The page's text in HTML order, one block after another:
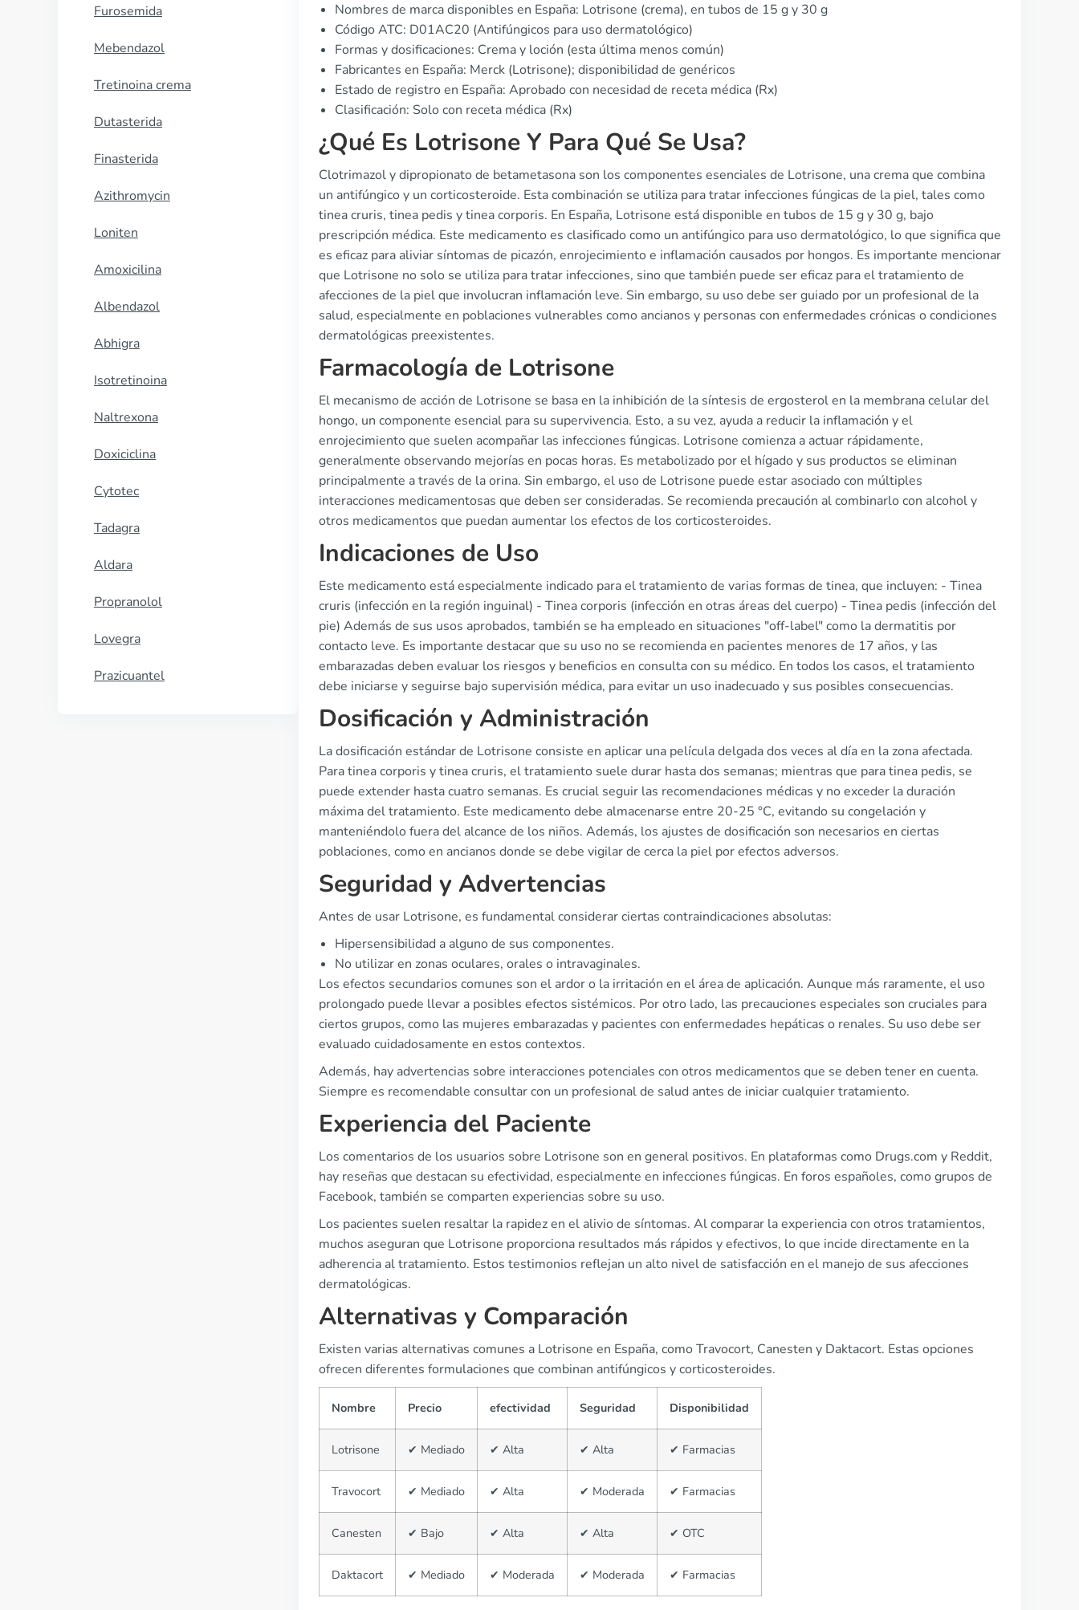
Furosemida
Mebendazol
Tretinoina crema
Dutasterida
Finasterida
Azithromycin
Loniten
Amoxicilina
Albendazol
Abhigra
Isotretinoina
Naltrexona
Doxiciclina
Cytotec
Tadagra
Aldara
Propranolol
Lovegra
Prazicuantel
Nombres de marca disponibles en España: Lotrisone (crema), en tubos de 15 g y 30 g
Código ATC: D01AC20 (Antifúngicos para uso dermatológico)
Formas y dosificaciones: Crema y loción (esta última menos común)
Fabricantes en España: Merck (Lotrisone); disponibilidad de genéricos
Estado de registro en España: Aprobado con necesidad de receta médica (Rx)
Clasificación: Solo con receta médica (Rx)
¿Qué Es Lotrisone Y Para Qué Se Usa?
Clotrimazol y dipropionato de betametasona son los componentes esenciales de Lotrisone, una crema que combina
un antifúngico y un corticosteroide. Esta combinación se utiliza para tratar infecciones fúngicas de la piel, tales como
tinea cruris, tinea pedis y tinea corporis. En España, Lotrisone está disponible en tubos de 15 g y 30 g, bajo
prescripción médica. Este medicamento es clasificado como un antifúngico para uso dermatológico, lo que significa que
es eficaz para aliviar síntomas de picazón, enrojecimiento e inflamación causados por hongos. Es importante mencionar
que Lotrisone no solo se utiliza para tratar infecciones, sino que también puede ser eficaz para el tratamiento de
afecciones de la piel que involucran inflamación leve. Sin embargo, su uso debe ser guiado por un profesional de la
salud, especialmente en poblaciones vulnerables como ancianos y personas con enfermedades crónicas o condiciones
dermatológicas preexistentes.
Farmacología de Lotrisone
El mecanismo de acción de Lotrisone se basa en la inhibición de la síntesis de ergosterol en la membrana celular del
hongo, un componente esencial para su supervivencia. Esto, a su vez, ayuda a reducir la inflamación y el
enrojecimiento que suelen acompañar las infecciones fúngicas. Lotrisone comienza a actuar rápidamente,
generalmente observando mejorías en pocas horas. Es metabolizado por el hígado y sus productos se eliminan
principalmente a través de la orina. Sin embargo, el uso de Lotrisone puede estar asociado con múltiples
interacciones medicamentosas que deben ser consideradas. Se recomienda precaución al combinarlo con alcohol y
otros medicamentos que puedan aumentar los efectos de los corticosteroides.
Indicaciones de Uso
Este medicamento está especialmente indicado para el tratamiento de varias formas de tinea, que incluyen: - Tinea
cruris (infección en la región inguinal) - Tinea corporis (infección en otras áreas del cuerpo) - Tinea pedis (infección del
pie) Además de sus usos aprobados, también se ha empleado en situaciones "off-label" como la dermatitis por
contacto leve. Es importante destacar que su uso no se recomienda en pacientes menores de 17 años, y las
embarazadas deben evaluar los riesgos y beneficios en consulta con su médico. En todos los casos, el tratamiento
debe iniciarse y seguirse bajo supervisión médica, para evitar un uso inadecuado y sus posibles consecuencias.
Dosificación y Administración
La dosificación estándar de Lotrisone consiste en aplicar una película delgada dos veces al día en la zona afectada.
Para tinea corporis y tinea cruris, el tratamiento suele durar hasta dos semanas; mientras que para tinea pedis, se
puede extender hasta cuatro semanas. Es crucial seguir las recomendaciones médicas y no exceder la duración
máxima del tratamiento. Este medicamento debe almacenarse entre 20-25 °C, evitando su congelación y
manteniéndolo fuera del alcance de los niños. Además, los ajustes de dosificación son necesarios en ciertas
poblaciones, como en ancianos donde se debe vigilar de cerca la piel por efectos adversos.
Seguridad y Advertencias
Antes de usar Lotrisone, es fundamental considerar ciertas contraindicaciones absolutas:
Hipersensibilidad a alguno de sus componentes.
No utilizar en zonas oculares, orales o intravaginales.
Los efectos secundarios comunes son el ardor o la irritación en el área de aplicación. Aunque más raramente, el uso
prolongado puede llevar a posibles efectos sistémicos. Por otro lado, las precauciones especiales son cruciales para
ciertos grupos, como las mujeres embarazadas y pacientes con enfermedades hepáticas o renales. Su uso debe ser
evaluado cuidadosamente en estos contextos.
Además, hay advertencias sobre interacciones potenciales con otros medicamentos que se deben tener en cuenta.
Siempre es recomendable consultar con un profesional de salud antes de iniciar cualquier tratamiento.
Experiencia del Paciente
Los comentarios de los usuarios sobre Lotrisone son en general positivos. En plataformas como Drugs.com y Reddit,
hay reseñas que destacan su efectividad, especialmente en infecciones fúngicas. En foros españoles, como grupos de
Facebook, también se comparten experiencias sobre su uso.
Los pacientes suelen resaltar la rapidez en el alivio de síntomas. Al comparar la experiencia con otros tratamientos,
muchos aseguran que Lotrisone proporciona resultados más rápidos y efectivos, lo que incide directamente en la
adherencia al tratamiento. Estos testimonios reflejan un alto nivel de satisfacción en el manejo de sus afecciones
dermatológicas.
Alternativas y Comparación
Existen varias alternativas comunes a Lotrisone en España, como Travocort, Canesten y Daktacort. Estas opciones
ofrecen diferentes formulaciones que combinan antifúngicos y corticosteroides.
Nombre Precio efectividad Seguridad Disponibilidad
Lotrisone ✔ Mediado ✔ Alta ✔ Alta ✔ Farmacias
Travocort ✔ Mediado ✔ Alta ✔ Moderada ✔ Farmacias
Canesten ✔ Bajo ✔ Alta ✔ Alta ✔ OTC
Daktacort ✔ Mediado ✔ Moderada ✔ Moderada ✔ Farmacias